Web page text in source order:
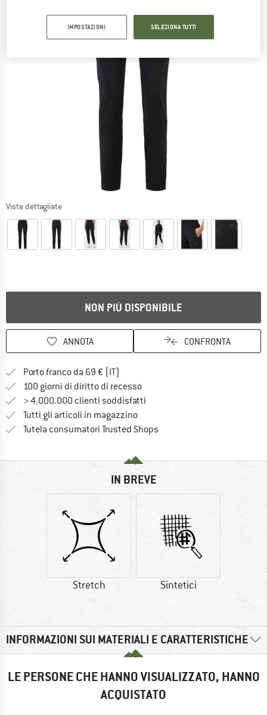
Viste dettagliate
NON PIÙ DISPONIBILE
ANNOTA CONFRONTA
Porto franco da 69 € (IT)
100 giorni di diritto di recessoVai alla politica di recesso qui
> 4.000.000 clienti soddisfatti
Tutti gli articoli in magazzino
Tutela consumatori Trusted Shops
IN BREVE
Stretch Sintetici
INFORMAZIONI SUI MATERIALI E CARATTERISTICHE
LE PERSONE CHE HANNO VISUALIZZATO, HANNO
ACQUISTATO
IMPOSTAZIONI SELEZIONA TUTTI